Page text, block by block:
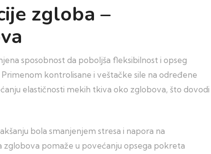
zgloba –
sposobnost da poboljša fleksibilnost i opseg
. Primenom kontrolisane i veštačke sile na određene
elastičnosti mekih tkiva oko zglobova, što dovodi
bola smanjenjem stresa i napora na
pomaže u povećanju opsega pokreta